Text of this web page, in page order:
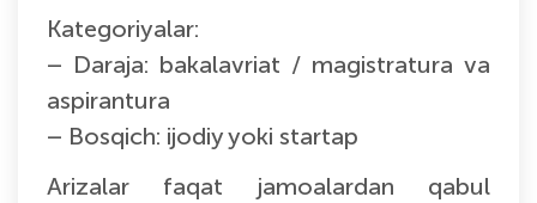
Kategoriyalar:
– Daraja: bakalavriat / magistratura va
aspirantura
– Bosqich: ijodiy yoki startap
Arizalar faqat jamoalardan qabul